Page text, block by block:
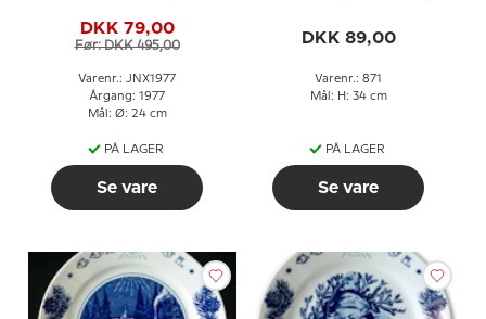
DKK 79,00
Før: DKK 495,00
Varenr.: JNX1977
Årgang: 1977
Mål: Ø: 24 cm
PÅ LAGER
Se vare
DKK 89,00
Varenr.: 871
Mål: H: 34 cm
PÅ LAGER
Se vare